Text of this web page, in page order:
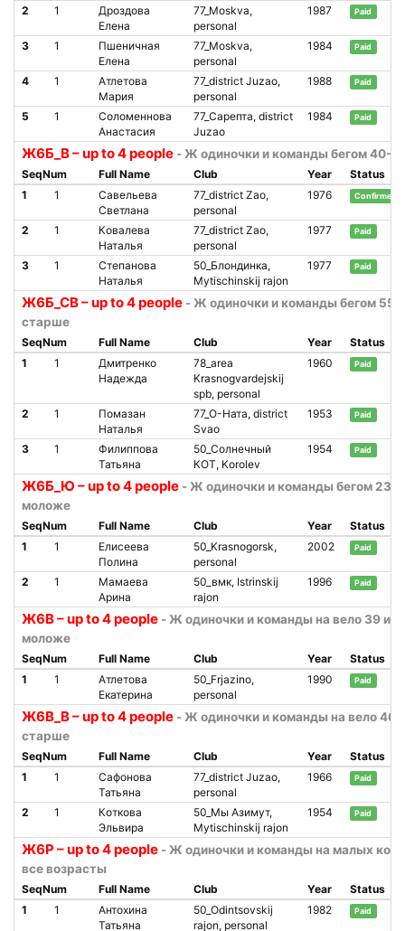
2 1
Дроздова
Елена
77_Moskva,
personal
1987 Paid
3 1
Пшеничная
Елена
77_Moskva,
personal
1984 Paid
4 1
Атлетова
Мария
77_district Juzao,
personal
1988 Paid
5 1
Соломеннова
Анастасия
77_Сарепта, district
Juzao
1984 Paid
Ж6Б_В – up to 4 people - Ж одиночки и команды бегом 40-
SeqNum Full Name Club Year
Status
1
1
Савельева
Светлана
77_district Zao,
personal
1976 Confirmed
2 1
Ковалева
Наталья
77_district Zao,
personal
1977 Paid
3 1
Степанова
Наталья
50_Блондинка,
Mytischinskij rajon
1977 Paid
Ж6Б_СВ – up to 4 people - Ж одиночки и команды бегом 55 и
старше
SeqNum Full Name Club Year
Status
1
1
Дмитренко
Надежда
78_area
Krasnogvardejskij
spb, personal
1960 Paid
2 1
Помазан
Наталья
77_О-Ната, district
Svao
1953 Paid
3 1
Филиппова
Татьяна
50_Солнечный
КОТ, Korolev
1954 Paid
Ж6Б_Ю – up to 4 people - Ж одиночки и команды бегом 23 и
моложе
SeqNum Full Name Club Year
Status
1
1
Елисеева
Полина
50_Krasnogorsk,
personal
2002 Paid
2 1
Мамаева
Арина
50_вмк, Istrinskij
rajon
1996 Paid
Ж6В – up to 4 people - Ж одиночки и команды на вело 39 и
моложе
SeqNum Full Name Club Year
Status
1
1
Атлетова
Екатерина
50_Frjazino,
personal
1990 Paid
Ж6В_В – up to 4 people - Ж одиночки и команды на вело 40 и
старше
SeqNum Full Name Club Year
Status
1
1
Сафонова
Татьяна
77_district Juzao,
personal
1966 Paid
2 1
Коткова
Эльвира
50_Мы Азимут,
Mytischinskij rajon
1954 Paid
Ж6Р – up to 4 people - Ж одиночки и команды на малых
все возрасты
SeqNum Full Name Club Year
Status
1
1
Антохина
Татьяна
50_Odintsovskij
rajon, personal
1982 Paid